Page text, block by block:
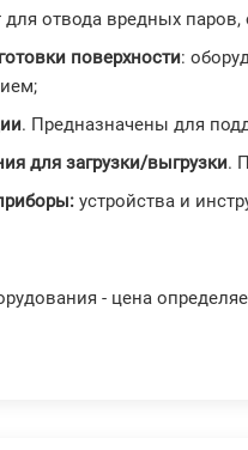
для отвода вредных
поверхности:
. Предназначены для
для загрузки/выгрузки.
устройства и
- цена